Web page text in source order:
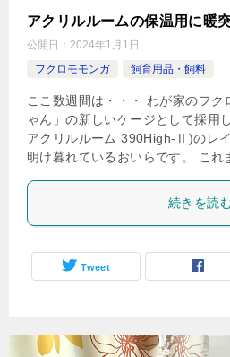
アクリルルームの保温用に暖
公開日： 2024年1月1日
フクロモモンガ
飼育用品・飼料
ここ数週間は・・・ わが家のフク
ゃん」の新しいケージとして採用
アクリルルーム 390High-Ⅱ)のレ
明け暮れているおいらです。 こ
続きを読
Tweet